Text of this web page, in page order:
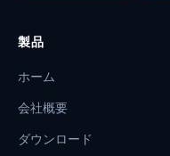
製品
ホーム
会社概要
ダウンロード